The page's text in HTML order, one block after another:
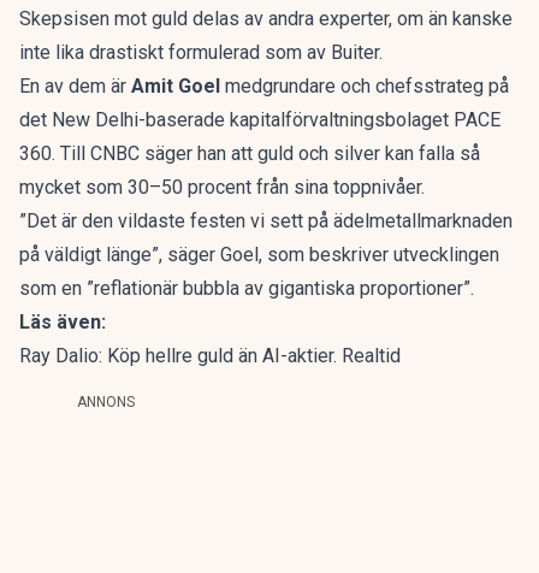
Skepsisen mot guld delas av andra experter, om än kanske
inte lika drastiskt formulerad som av Buiter.
En av dem är Amit Goel medgrundare och chefsstrateg på
det New Delhi-baserade kapitalförvaltningsbolaget PACE
360. Till CNBC säger han att guld och silver kan falla så
mycket som 30–50 procent från sina toppnivåer.
”Det är den vildaste festen vi sett på ädelmetallmarknaden
på väldigt länge”, säger Goel, som beskriver utvecklingen
som en ”reflationär bubbla av gigantiska proportioner”.
Läs även:
Ray Dalio: Köp hellre guld än AI-aktier. Realtid
ANNONS